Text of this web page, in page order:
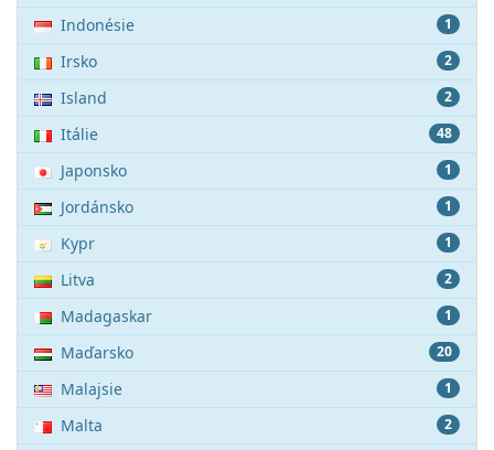
1
Indonésie
2
Irsko
2
Island
48
Itálie
1
Japonsko
1
Jordánsko
1
Kypr
2
Litva
1
Madagaskar
20
Maďarsko
1
Malajsie
2
Malta